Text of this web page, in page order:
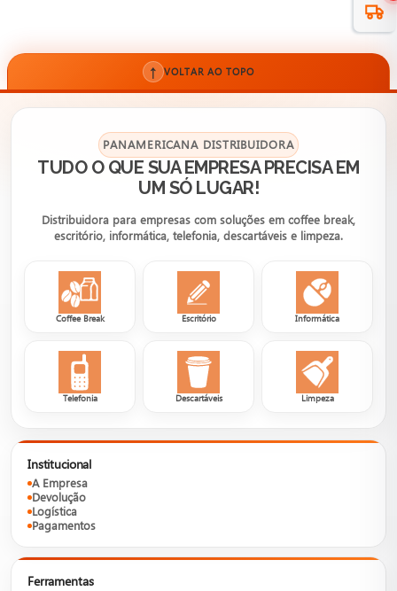
↑ VOLTAR AO TOPO
PANAMERICANA DISTRIBUIDORA
TUDO O QUE SUA EMPRESA PRECISA EM
UM SÓ LUGAR!
Distribuidora para empresas com soluções em coffee break,
escritório, informática, telefonia, descartáveis e limpeza.
Coffee Break Escritório Informática
Telefonia Descartáveis Limpeza
Institucional
A Empresa
Devolução
Logística
Pagamentos
Ferramentas